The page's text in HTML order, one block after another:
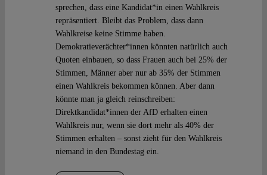
sprechen, dass eine Kandidat*in einen Wahlkreis
repräsentiert. Bleibt das Problem, dass dann
Wahlkreise keine Stimme haben.
Demokratieverächter*innen könnten natürlich auch
Quoten einbauen, so dass Frauen auch bei 25% der
Stimmen, Männer aber nur ab 35% der Stimmen
einen Wahlkreis bekommen können. Aber dann
könnte man ja gleich reinschreiben:
Direktkandidat*innen der AfD erhalten einen
Wahlkreis nur, wenn sie dort mehr als 40% der
Stimmen erhalten – sonst zieht für den Wahlkreis
niemand in den Bundestag ein.